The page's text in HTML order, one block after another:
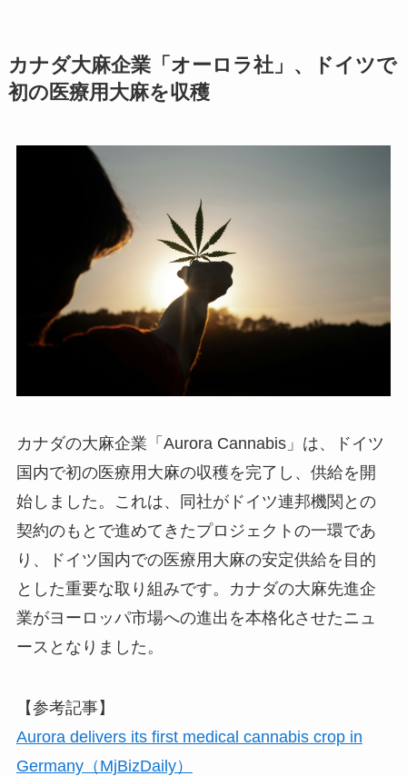
カナダ大麻企業「オーロラ社」、ドイツで
初の医療用大麻を収穫
カナダの大麻企業「Aurora Cannabis」は、ドイツ
国内で初の医療用大麻の収穫を完了し、供給を開
始しました。これは、同社がドイツ連邦機関との
契約のもとで進めてきたプロジェクトの一環であ
り、ドイツ国内での医療用大麻の安定供給を目的
とした重要な取り組みです。カナダの大麻先進企
業がヨーロッパ市場への進出を本格化させたニュ
ースとなりました。
【参考記事】
Aurora delivers its first medical cannabis crop in
Germany（MjBizDaily）